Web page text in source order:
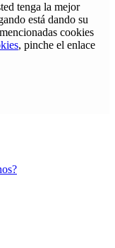
tenga la mejor
está dando su
cookies
, pinche el enlace